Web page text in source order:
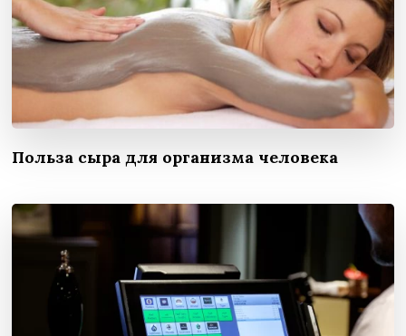
Польза сыра для организма человека